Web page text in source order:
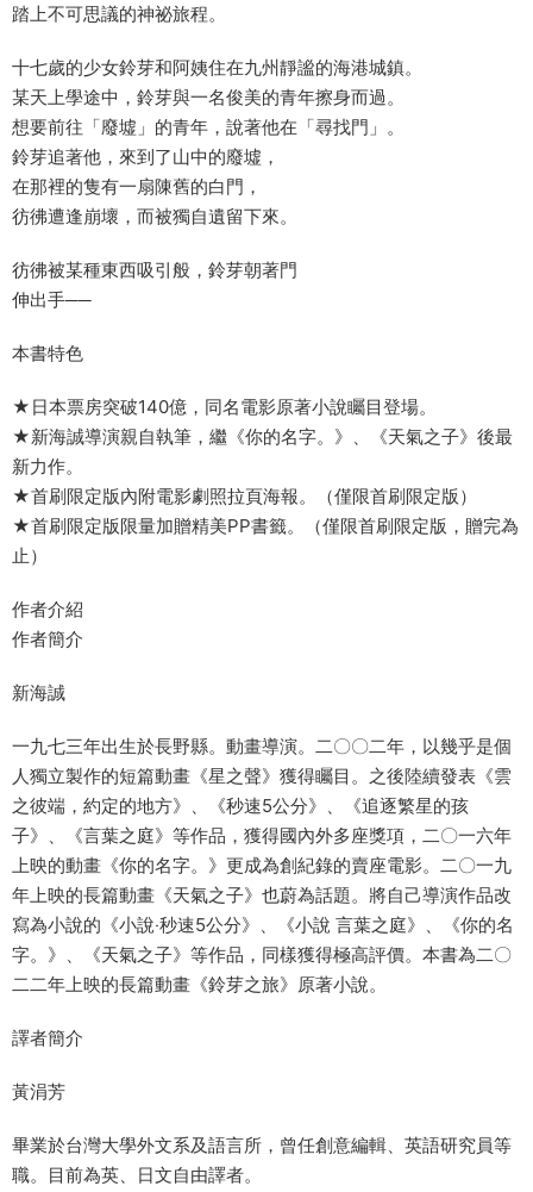
踏上不可思議的神祕旅程。
十七歲的少女鈴芽和阿姨住在九州靜謐的海港城鎮。
某天上學途中，鈴芽與一名俊美的青年擦身而過。
想要前往「廢墟」的青年，說著他在「尋找門」。
鈴芽追著他，來到了山中的廢墟，
在那裡的隻有一扇陳舊的白門，
彷彿遭逢崩壞，而被獨自遺留下來。
彷彿被某種東西吸引般，鈴芽朝著門
伸出手──
本書特色
★日本票房突破140億，同名電影原著小說矚目登場。
★新海誠導演親自執筆，繼《你的名字。》、《天氣之子》後最
新力作。
★首刷限定版內附電影劇照拉頁海報。（僅限首刷限定版）
★首刷限定版限量加贈精美PP書籤。（僅限首刷限定版，贈完為
止）
作者介紹
作者簡介
新海誠
一九七三年出生於長野縣。動畫導演。二〇〇二年，以幾乎是個
人獨立製作的短篇動畫《星之聲》獲得矚目。之後陸續發表《雲
之彼端，約定的地方》、《秒速5公分》、《追逐繁星的孩
子》、《言葉之庭》等作品，獲得國內外多座獎項，二〇一六年
上映的動畫《你的名字。》更成為創紀錄的賣座電影。二〇一九
年上映的長篇動畫《天氣之子》也蔚為話題。將自己導演作品改
寫為小說的《小說‧秒速5公分》、《小說 言葉之庭》、《你的名
字。》、《天氣之子》等作品，同樣獲得極高評價。本書為二〇
二二年上映的長篇動畫《鈴芽之旅》原著小說。
譯者簡介
黃涓芳
畢業於台灣大學外文系及語言所，曾任創意編輯、英語研究員等
職。目前為英、日文自由譯者。